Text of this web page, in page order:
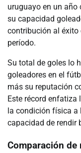
uruguayo en un año
su capacidad
contribución al éxito
período.
Su total de goles lo
goleadores en el
más su reputación
Este récord
la condición física a
capacidad de rendir
Comparación